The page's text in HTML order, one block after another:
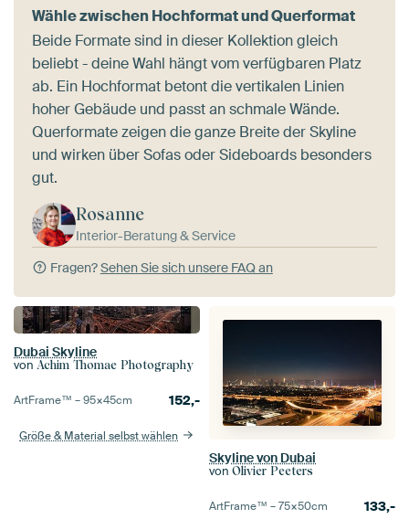
Wähle zwischen Hochformat und Querformat
Beide Formate sind in dieser Kollektion gleich
beliebt - deine Wahl hängt vom verfügbaren Platz
ab. Ein Hochformat betont die vertikalen Linien
hoher Gebäude und passt an schmale Wände.
Querformate zeigen die ganze Breite der Skyline
und wirken über Sofas oder Sideboards besonders
gut.
Rosanne
Interior-Beratung & Service
Fragen?Sehen Sie sich unsere FAQ an
Dubai Skyline
von Achim Thomae Photography
ArtFrame™ –95×45cm 152,-
Größe & Material selbst wählen
Skyline von Dubai
von Olivier Peeters
ArtFrame™ –75×50cm 133,-